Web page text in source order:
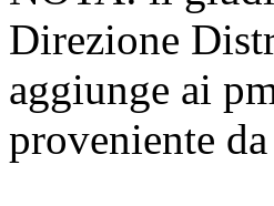
Direzione
aggiunge ai
proveniente